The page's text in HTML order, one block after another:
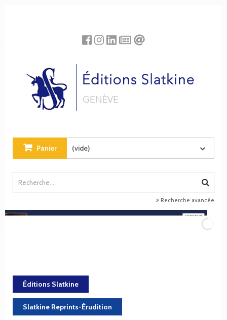
Panier (vide)
Recherche avancée
Éditions Slatkine
Slatkine Reprints-Érudition